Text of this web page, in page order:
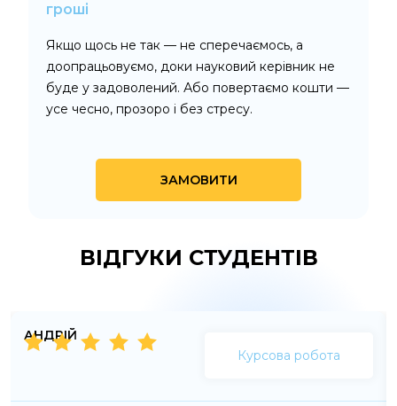
гроші
Якщо щось не так — не сперечаємось, а
доопрацьовуємо, доки науковий керівник не
буде у задоволений. Або повертаємо кошти —
усе чесно, прозоро і без стресу.
ЗАМОВИТИ
ВІДГУКИ СТУДЕНТІВ
АНДРІЙ
Курсова робота